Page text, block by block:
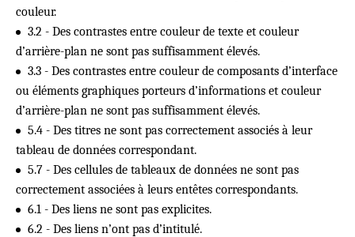
couleur.
3.2 - Des contrastes entre couleur de texte et couleur
d’arrière-plan ne sont pas suffisamment élevés.
3.3 - Des contrastes entre couleur de composants d’interface
ou éléments graphiques porteurs d’informations et couleur
d’arrière-plan ne sont pas suffisamment élevés.
5.4 - Des titres ne sont pas correctement associés à leur
tableau de données correspondant.
5.7 - Des cellules de tableaux de données ne sont pas
correctement associées à leurs entêtes correspondants.
6.1 - Des liens ne sont pas explicites.
6.2 - Des liens n’ont pas d’intitulé.